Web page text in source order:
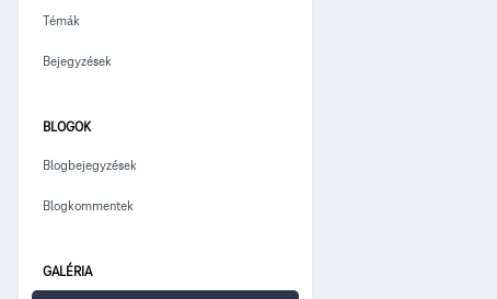
Témák
Bejegyzések
BLOGOK
Blogbejegyzések
Blogkommentek
GALÉRIA